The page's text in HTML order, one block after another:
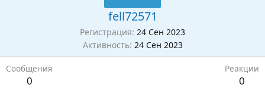
fell72571
Регистрация 24 Сен 2023
Активность 24 Сен 2023
Сообщения
0
Реакции
0